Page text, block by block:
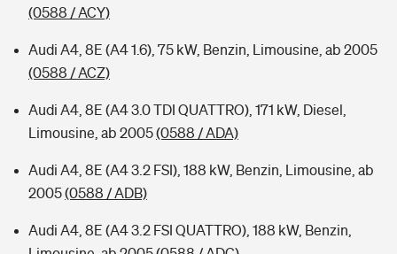
(0588 / ACY)
Audi A4, 8E (A4 1.6), 75 kW, Benzin, Limousine, ab 2005
(0588 / ACZ)
Audi A4, 8E (A4 3.0 TDI QUATTRO), 171 kW, Diesel,
Limousine, ab 2005(0588 / ADA)
Audi A4, 8E (A4 3.2 FSI), 188 kW, Benzin, Limousine, ab
2005(0588 / ADB)
Audi A4, 8E (A4 3.2 FSI QUATTRO), 188 kW, Benzin,